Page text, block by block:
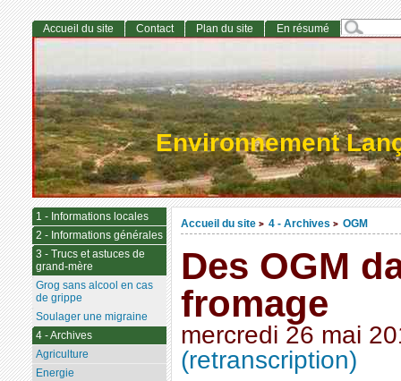
Environnement
Accueil du site > 4 - Archives > OGM
Des OGM
fromage
mercredi 26 mai
(retranscription)
Accueil du site Contact Plan du site En résumé
1 - Informations locales
2 - Informations générales
3 - Trucs et astuces de
grand-mère
Grog sans alcool en cas
de grippe
Soulager une migraine
4 - Archives
Agriculture
Energie